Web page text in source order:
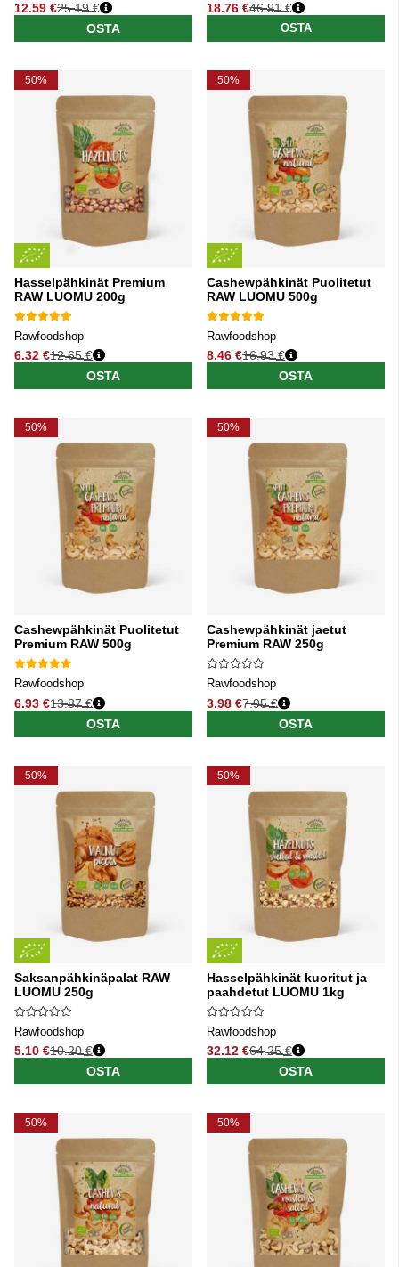
12.59 €
Normaali hinta
25.19 €
OSTA
18.76 €
Normaali hinta
46.91 €
OSTA
50%
Hasselpähkinät Premium
RAW LUOMU 200g
Rawfoodshop
6.32 €
Normaali hinta
12.65 €
OSTA
50%
Cashewpähkinät Puolitetut
RAW LUOMU 500g
Rawfoodshop
8.46 €
Normaali hinta
16.93 €
OSTA
50%
Cashewpähkinät Puolitetut
Premium RAW 500g
Rawfoodshop
6.93 €
Normaali hinta
13.87 €
OSTA
50%
Cashewpähkinät jaetut
Premium RAW 250g
Rawfoodshop
3.98 €
Normaali hinta
7.95 €
OSTA
50%
Saksanpähkinäpalat RAW
LUOMU 250g
Rawfoodshop
5.10 €
Normaali hinta
10.20 €
OSTA
50%
Hasselpähkinät kuoritut ja
paahdetut LUOMU 1kg
Rawfoodshop
32.12 €
Normaali hinta
64.25 €
OSTA
50% 50%